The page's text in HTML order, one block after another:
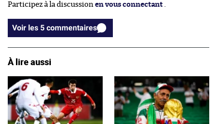
Participez à la discussion en vous connectant
Voir les 5 commentaires
À lire aussi